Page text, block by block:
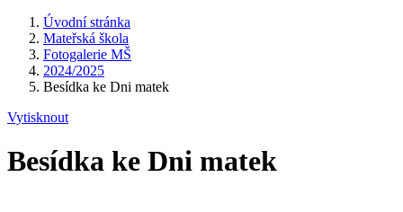
Úvodní stránka
Mateřská škola
Fotogalerie MŠ
2024/2025
Besídka ke Dni matek
Vytisknout
Besídka ke Dni matek